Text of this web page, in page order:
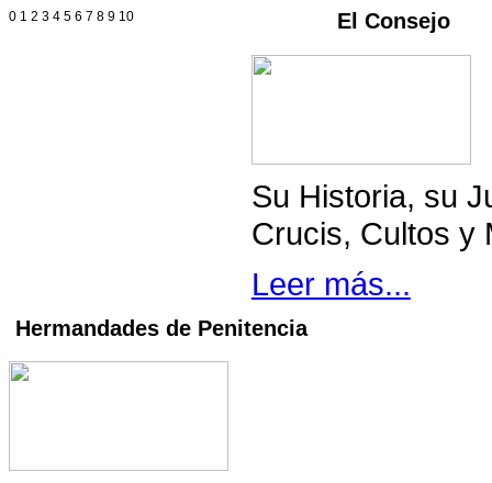
0 1 2 3 4 5 6 7 8 9 10 El Consejo
Su Historia, su
Crucis, Cultos y
Leer más...
Hermandades de Penitencia